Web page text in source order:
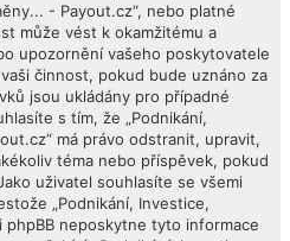
- Payout.cz“, nebo platné
může vést k okamžitému a
upozornění vašeho poskytovatele
činnost, pokud bude uznáno za
jsou ukládány pro případné
s tím, že „Podnikání,
má právo odstranit, upravit,
téma nebo příspěvek, pokud
uživatel souhlasíte se všemi
„Podnikání, Investice,
phpBB neposkytne tyto informace